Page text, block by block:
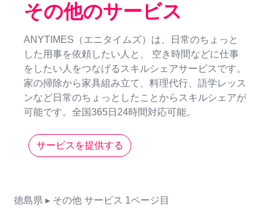
その他のサービス
ANYTIMES（エニタイムズ）は、日常のちょっと
した用事を依頼したい人と、 空き時間などに仕事
をしたい人をつなげるスキルシェアサービスです。
家の掃除から家具組み立て、料理代行、語学レッス
ンなど日常のちょっとしたことからスキルシェアが
可能です。全国365日24時間対応可能。
サービスを提供する
徳島県 ▸ その他 サービス 1ページ目